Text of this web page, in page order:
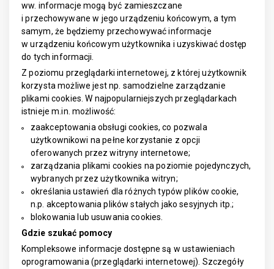
ww. informacje mogą być zamieszczane
i przechowywane w jego urządzeniu końcowym, a tym
samym, że będziemy przechowywać informacje
w urządzeniu końcowym użytkownika i uzyskiwać dostęp
do tych informacji.
Z poziomu przeglądarki internetowej, z której użytkownik
korzysta możliwe jest np. samodzielne zarządzanie
plikami cookies. W najpopularniejszych przeglądarkach
istnieje m.in. możliwość:
zaakceptowania obsługi cookies, co pozwala
użytkownikowi na pełne korzystanie z opcji
oferowanych przez witryny internetowe;
zarządzania plikami cookies na poziomie pojedynczych,
wybranych przez użytkownika witryn;
określania ustawień dla różnych typów plików cookie,
n.p. akceptowania plików stałych jako sesyjnych itp.;
blokowania lub usuwania cookies.
Gdzie szukać pomocy
Kompleksowe informacje dostępne są w ustawieniach
oprogramowania (przeglądarki internetowej). Szczegóły